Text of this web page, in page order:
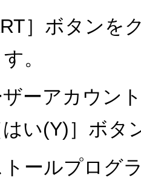
］ボタン
。
ザーアカウン
い(Y)］ボタ
トールプログ